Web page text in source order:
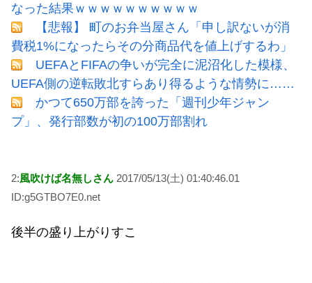
なった結果ｗｗｗｗｗｗｗｗｗｗ
【悲報】 町のお弁当屋さん「申し訳ないが消
費税1%になったらその分商品代を値上げするわ」
UEFAとFIFAの争いが完全に泥沼化した模様、
UEFA側の逆転敗北すらあり得るような情勢に……
かつて650万部を誇った「週刊少年ジャン
プ」、発行部数が初の100万部割れ
2:風吹けば名無しさん 2017/05/13(土) 01:40:46.01
ID:g5GTBO7E0.net
後半の盛り上がりすこ